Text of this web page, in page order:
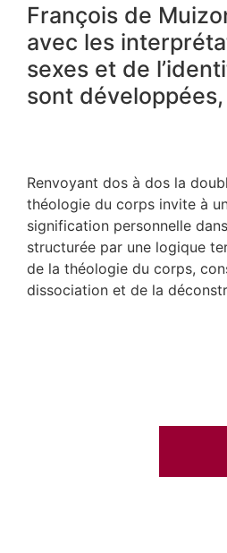
François de
avec les
sexes et de
sont
Renvoyant dos à dos la
théologie du corps invite à
signification personnelle
structurée par une logique
de la théologie du corps,
dissociation et de la